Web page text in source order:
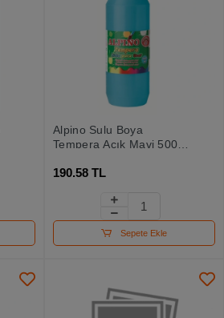
Alpino Sulu Boya
Tempera Açık Mavi 500
190.58 TL
Sepete Ekle